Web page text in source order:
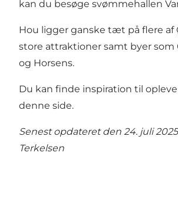
kan du besøge svømmehallen
Hou ligger ganske tæt på flere af
store attraktioner samt byer som
og Horsens.
Du kan finde inspiration til
denne side.
Senest opdateret den 24. juli
Terkelsen